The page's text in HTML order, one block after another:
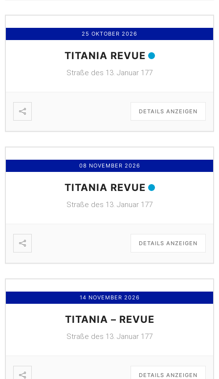
25 OKTOBER 2026
TITANIA REVUE
Straße des 13. Januar 177
DETAILS ANZEIGEN
08 NOVEMBER 2026
TITANIA REVUE
Straße des 13. Januar 177
DETAILS ANZEIGEN
14 NOVEMBER 2026
TITANIA – REVUE
Straße des 13. Januar 177
DETAILS ANZEIGEN